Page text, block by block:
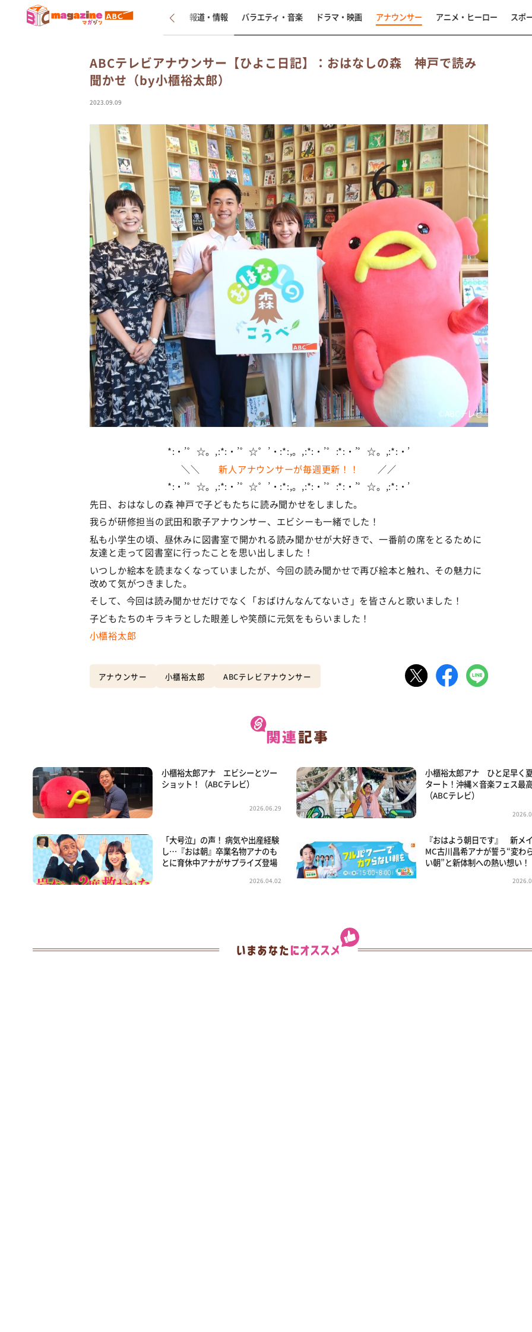
新着 インタビュー 報道・情報 バラエティ・音楽 ドラマ・映画 アナウンサー アニメ・ヒーロー スポ
ABCテレビアナウンサー【ひよこ日記】：おはなしの森 神戸で読み
聞かせ（by小櫃裕太郎）
2023.09.09
©️ABCテレビ
*:・’゜☆。,:*:・’゜☆゜’・:*:,。,:*:・’゜:*:・’゜☆。,:*:・’
＼＼新人アナウンサーが毎週更新！！
／／
*:・’゜☆。,:*:・’゜☆゜’・:*:,。,:*:・’゜:*:・’゜☆。,:*:・’
先日、おはなしの森 神戸で子どもたちに読み聞かせをしました。
我らが研修担当の武田和歌子アナウンサー、エビシーも一緒でした！
私も小学生の頃、昼休みに図書室で開かれる読み聞かせが大好きで、一番前の席をとるために
友達と走って図書室に行ったことを思い出しました！
いつしか絵本を読まなくなっていましたが、今回の読み聞かせで再び絵本と触れ、その魅力に
改めて気がつきました。
そして、今回は読み聞かせだけでなく「おばけんなんてないさ」を皆さんと歌いました！
子どもたちのキラキラとした眼差しや笑顔に元気をもらいました！
小櫃裕太郎
アナウンサー 小櫃裕太郎 ABCテレビアナウンサー
小櫃裕太郎アナ エビシーとツー
ショット！（ABCテレビ）
2026.06.29
小櫃裕太郎アナ ひと足早く
タート！沖縄×音楽フェス最
（ABCテレビ）
「大号泣」の声！ 病気や出産経験
し…『おは朝』卒業名物アナのも
とに育休中アナがサプライズ登場
2026.04.02
『おはよう朝日です』 新メ
MC古川昌希アナが誓う“変わ
い朝”と新体制への熱い想い！